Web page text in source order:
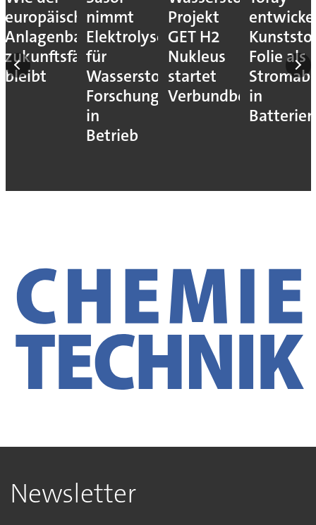
europäische
Anlagenbau
zukunftsfähig
bleibt
nimmt
Elektrolyseur
für
Wasserstoff-
Forschung
in
Betrieb
Projekt
GET H2
Nukleus
startet
Verbundbetrieb
Folie als
in
Batterien
Newsletter